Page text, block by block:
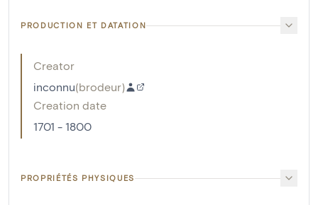
PRODUCTION ET DATATION
Creator
inconnu(brodeur)
Creation date
1701 - 1800
PROPRIÉTÉS PHYSIQUES